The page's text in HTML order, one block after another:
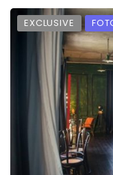
EXCLUSIVE